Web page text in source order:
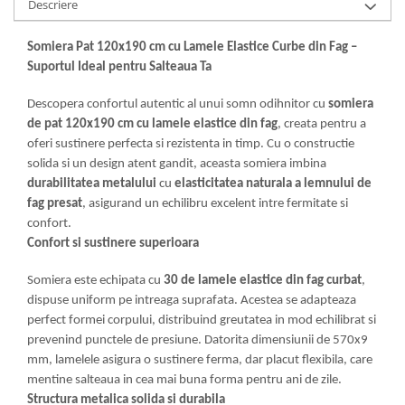
Mese gradinita
Scaune gradinita
Set mese si scaune gradinita
Mobila camera copii
Scaune birou pentru copii
Saltele patuturi copii
Paturi copii
Masa si scaune gradinita
Seturi comode living si dormitor
Descriere
Somiera Pat 120x190 cm cu Lamele Elastice Curbe din Fag –
Suportul Ideal pentru Salteaua Ta
Descopera confortul autentic al unui somn odihnitor cu somiera
de pat 120x190 cm cu lamele elastice din fag, creata pentru a
oferi sustinere perfecta si rezistenta in timp. Cu o constructie
solida si un design atent gandit, aceasta somiera imbina
durabilitatea metalului cu elasticitatea naturala a lemnului de
fag presat, asigurand un echilibru excelent intre fermitate si
confort.
Confort si sustinere superioara
Somiera este echipata cu 30 de lamele elastice din fag curbat,
dispuse uniform pe intreaga suprafata. Acestea se adapteaza
perfect formei corpului, distribuind greutatea in mod echilibrat si
prevenind punctele de presiune. Datorita dimensiunii de 570x9
mm, lamelele asigura o sustinere ferma, dar placut flexibila, care
mentine salteaua in cea mai buna forma pentru ani de zile.
Structura metalica solida si durabila